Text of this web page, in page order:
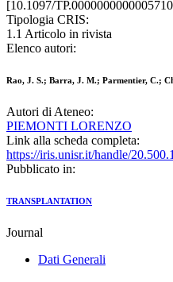
[10.1097/
Tipologia CRIS:
1.1 Articolo in rivista
Elenco autori:
Rao, J. S.; Barra, J. M.; Parmentier, C.;
Autori di Ateneo:
PIEMONTI LORENZO
Link alla scheda completa:
https://iris.unisr.it/handle/
Pubblicato in:
TRANSPLANTATION
Journal
Dati Generali